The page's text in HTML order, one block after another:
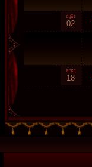
02
18